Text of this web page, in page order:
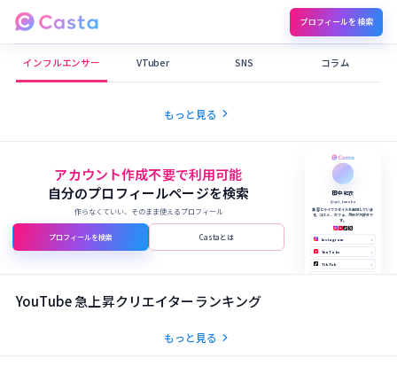
プロフィールを検索
Castaメディア
インフルエンサー VTuber SNS コラム
もっと見る chevron_right
アカウント作成不要で利用可能
自分のプロフィールページを検索
作らなくていい、そのまま使えるプロフィール
プロフィールを検索 Castaとは
田中 結衣
@yui_tanaka
美容とライフスタイルを発信していま
す。コスメ、カフェ、旅行が大好きで
す。
Instagram ›
YouTube ›
TikTok ›
YouTube 急上昇クリエイターランキング
もっと見る chevron_right